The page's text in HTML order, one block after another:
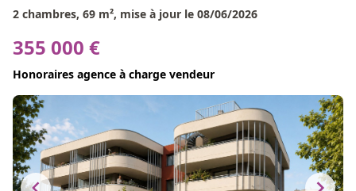
2 chambres, 69 m², mise à jour le 08/06/2026
355 000 €
Honoraires agence à charge vendeur